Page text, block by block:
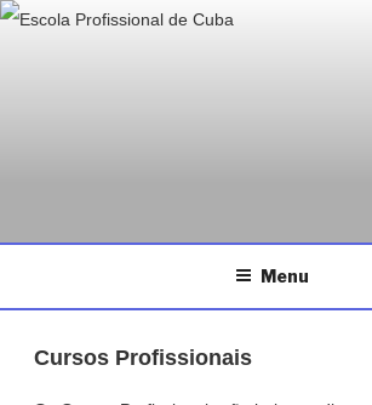
SaltarESCOLA
Menu
Cursos Profissionais